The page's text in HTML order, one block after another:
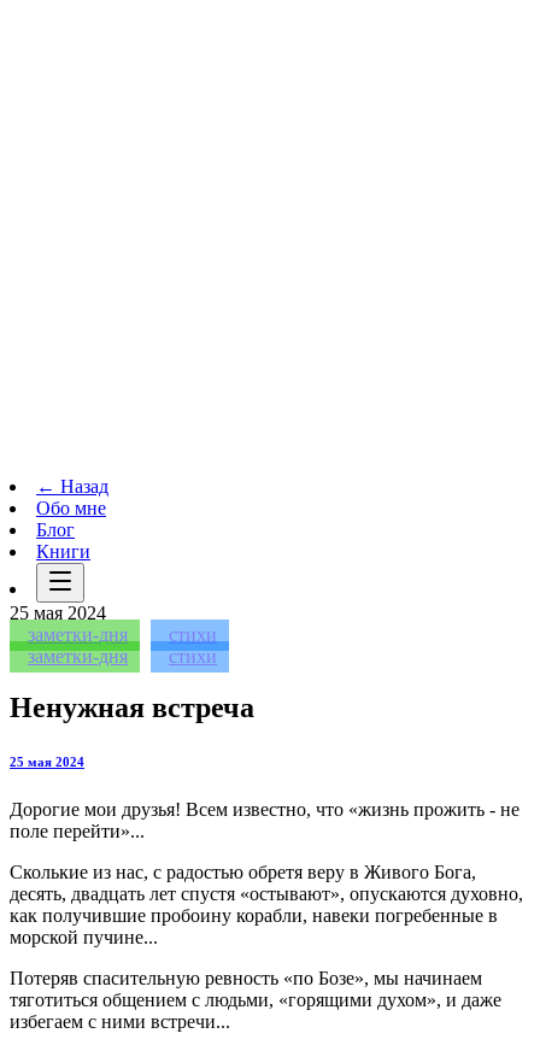
← Назад
Обо мне
Блог
Книги
25 мая 2024
заметки-дня
стихи
заметки-дня
стихи
Ненужная встреча
25 мая 2024
Дорогие мои друзья! Всем известно, что «жизнь прожить - не
поле перейти»...
Сколькие из нас, с радостью обретя веру в Живого Бога,
десять, двадцать лет спустя «остывают», опускаются духовно,
как получившие пробоину корабли, навеки погребенные в
морской пучине...
Потеряв спасительную ревность «по Бозе», мы начинаем
тяготиться общением с людьми, «горящими духом», и даже
избегаем с ними встречи...